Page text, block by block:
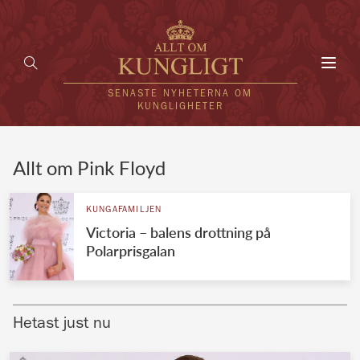
SENASTE NYHETERNA OM
KUNGLIGHETER
UTLÄNDSKT
VÄRLDENS KUNGAHUS
Brittiska kungahuset
Allt om Pink Floyd
KUNGAFAMILJEN
Victoria – balens drottning på
Polarprisgalan
Hetast just nu